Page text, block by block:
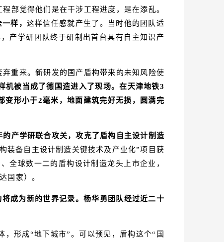
部觉得他们是在干涉工程进度，是在添乱。
样， 这样信任感就产生了。当时他的团队适
产学研团队终于研制出首台具有自主知识产
重来。新研发的国产盾构带来的未知风险使
被当成了德国造进入了现场。在天津地铁3
形小于2毫米，地面建筑完好无损，圆满完
产学研联合攻关，攻克了盾构自主设计制造
装备自主设计制造关键技术及产业化”项目获
全球数一二的盾构设计制造龙头上市企业，
国家）。
成为新的世界记录。杨华勇团队经过近二十
形成“地下城市”。可以预见，盾构这个“国